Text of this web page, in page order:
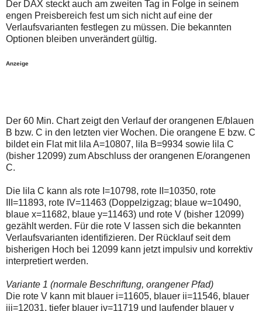
auch
Verstösse
gegen
die
Netiquette
ein
Missbrauch
überprüfen
Sie
Ihre
Browsereinstellungen
oder
versuchen
Sie
zu
einem
späteren
Zeitpunkt
noch
einmal.
das
Problem
weiterbestehen
Alternativ
sind
die
Post
auch
der
Plattform
Der DAX steckt auch am zweiten Tag in Folge in seinem
engen Preisbereich fest um sich nicht auf eine der
Verlaufsvarianten festlegen zu müssen. Die bekannten
Optionen bleiben unverändert gültig.
Anzeige
Der 60 Min. Chart zeigt den Verlauf der orangenen E/blauen
B bzw. C in den letzten vier Wochen. Die orangene E bzw. C
bildet ein Flat mit lila A=10807, lila B=9934 sowie lila C
(bisher 12099) zum Abschluss der orangenen E/orangenen
C.
Die lila C kann als rote I=10798, rote II=10350, rote
III=11893, rote IV=11463 (Doppelzigzag; blaue w=10490,
blaue x=11682, blaue y=11463) und rote V (bisher 12099)
gezählt werden. Für die rote V lassen sich die bekannten
Verlaufsvarianten identifizieren. Der Rücklauf seit dem
bisherigen Hoch bei 12099 kann jetzt impulsiv und korrektiv
interpretiert werden.
Variante 1 (normale Beschriftung, orangener Pfad)
Die rote V kann mit blauer i=11605, blauer ii=11546, blauer
iii=12031, tiefer blauer iv=11719 und laufender blauer v